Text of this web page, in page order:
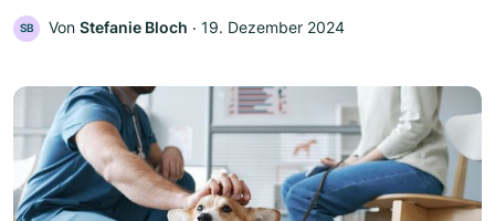
SB Von Stefanie Bloch ‧ 19. Dezember 2024